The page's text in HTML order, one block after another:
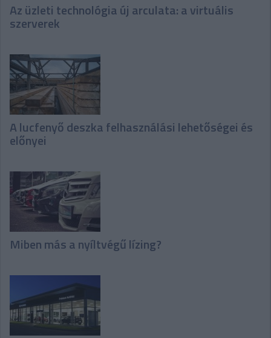
Az üzleti technológia új arculata: a virtuális
szerverek
A lucfenyő deszka felhasználási lehetőségei és
előnyei
Miben más a nyíltvégű lízing?